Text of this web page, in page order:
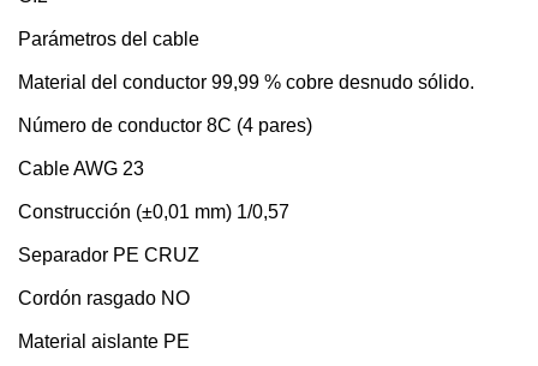
Parámetros del cable
Material del conductor 99,99 % cobre desnudo sólido.
Número de conductor 8C (4 pares)
Cable AWG 23
Construcción (±0,01 mm) 1/0,57
Separador PE CRUZ
Cordón rasgado NO
Material aislante PE